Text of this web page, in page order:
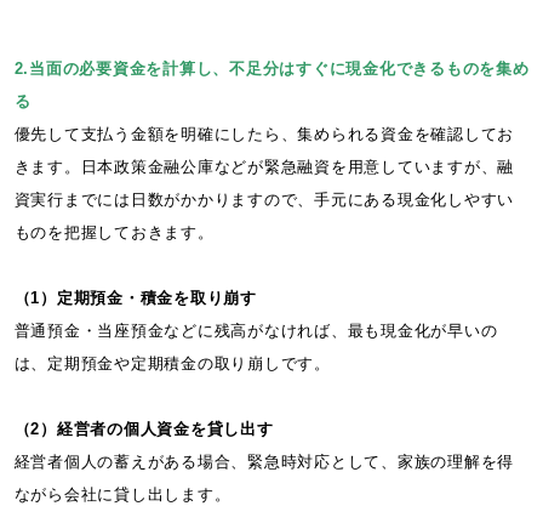
2.当面の必要資金を計算し、不足分はすぐに現金化できるものを集め
る
優先して支払う金額を明確にしたら、集められる資金を確認してお
きます。日本政策金融公庫などが緊急融資を用意していますが、融
資実行までには日数がかかりますので、手元にある現金化しやすい
ものを把握しておきます。
（1）定期預金・積金を取り崩す
普通預金・当座預金などに残高がなければ、最も現金化が早いの
は、定期預金や定期積金の取り崩しです。
（2）経営者の個人資金を貸し出す
経営者個人の蓄えがある場合、緊急時対応として、家族の理解を得
ながら会社に貸し出します。